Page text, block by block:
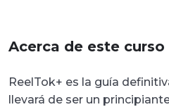
Acerca de este curso
ReelTok+ es la guía
llevará de ser un